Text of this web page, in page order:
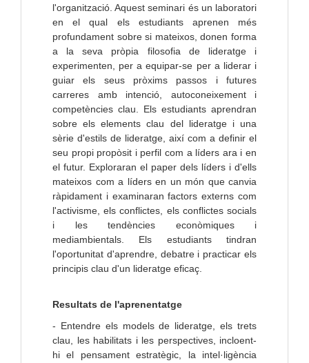
l'organització. Aquest seminari és un laboratori
en el qual els estudiants aprenen més
profundament sobre si mateixos, donen forma
a la seva pròpia filosofia de lideratge i
experimenten, per a equipar-se per a liderar i
guiar els seus pròxims passos i futures
carreres amb intenció, autoconeixement i
competències clau. Els estudiants aprendran
sobre els elements clau del lideratge i una
sèrie d'estils de lideratge, així com a definir el
seu propi propòsit i perfil com a líders ara i en
el futur. Exploraran el paper dels líders i d'ells
mateixos com a líders en un món que canvia
ràpidament i examinaran factors externs com
l'activisme, els conflictes, els conflictes socials
i les tendències econòmiques i
mediambientals. Els estudiants tindran
l'oportunitat d'aprendre, debatre i practicar els
principis clau d'un lideratge eficaç.
Resultats de l'aprenentatge
- Entendre els models de lideratge, els trets
clau, les habilitats i les perspectives, incloent-
hi el pensament estratègic, la intel·ligència